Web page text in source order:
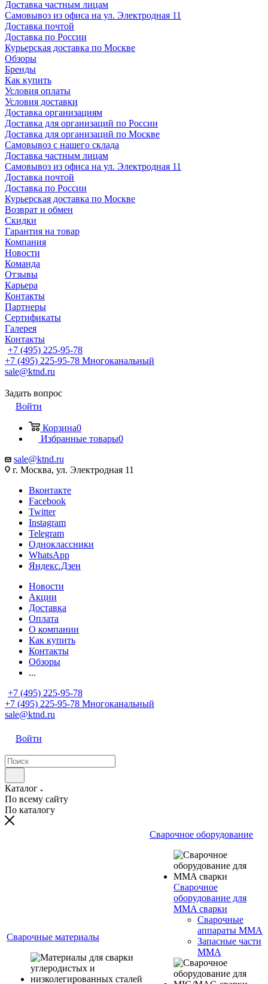
Доставка частным лицам
Самовывоз из офиса на ул. Электродная 11
Доставка почтой
Доставка по России
Курьерская доставка по Москве
Обзоры
Бренды
Как купить
Условия оплаты
Условия доставки
Доставка организациям
Доставка для организаций по России
Доставка для организаций по Москве
Самовывоз с нашего склада
Доставка частным лицам
Самовывоз из офиса на ул. Электродная 11
Доставка почтой
Доставка по России
Курьерская доставка по Москве
Возврат и обмен
Скидки
Гарантия на товар
Компания
Новости
Команда
Отзывы
Карьера
Контакты
Партнеры
Сертификаты
Галерея
Контакты
+7 (495) 225-95-78
+7 (495) 225-95-78 Многоканальный
sale@ktnd.ru
Задать вопрос
Войти
Корзина0
Избранные товары0
sale@ktnd.ru
г. Москва, ул. Электродная 11
Вконтакте
Facebook
Twitter
Instagram
Telegram
Одноклассники
WhatsApp
Яндекс.Дзен
Новости
Акции
Доставка
Оплата
О компании
Как купить
Контакты
Обзоры
...
+7 (495) 225-95-78
+7 (495) 225-95-78 Многоканальный
sale@ktnd.ru
Войти
Каталог
По всему сайту
По каталогу
Сварочные материалы
Сварочное оборудование
Сварочное
оборудование для
MMA сварки
Сварочные
аппараты MMA
Запасные части
MMA